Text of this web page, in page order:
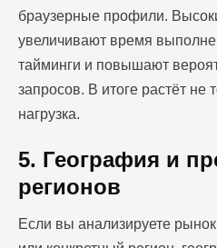
браузерные профили.
увеличивают время
тайминги и повышают
запросов. В итоге растёт не
нагрузка.
5. География и
регионов
Если вы анализируете